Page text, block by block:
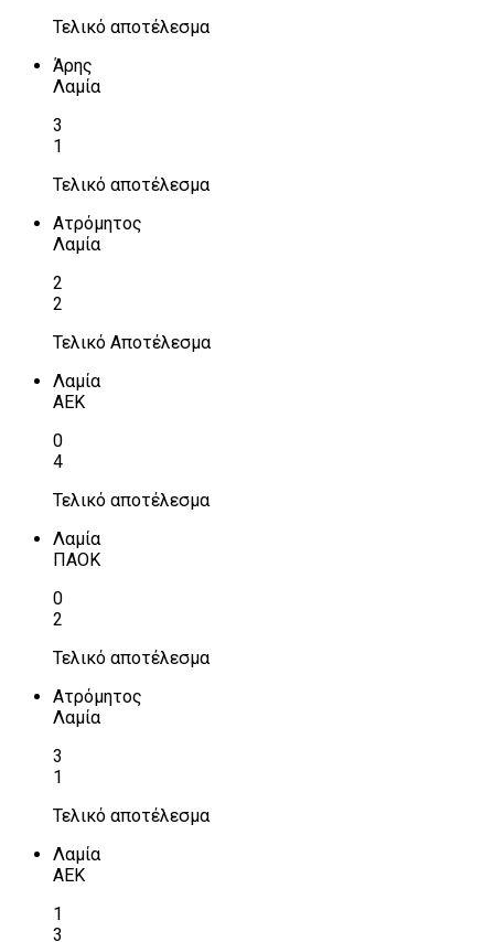
Τελικό αποτέλεσμα
Άρης
Λαμία
3
1
Τελικό αποτέλεσμα
Ατρόμητος
Λαμία
2
2
Τελικό Αποτέλεσμα
Λαμία
ΑΕΚ
0
4
Τελικό αποτέλεσμα
Λαμία
ΠΑΟΚ
0
2
Τελικό αποτέλεσμα
Ατρόμητος
Λαμία
3
1
Τελικό αποτέλεσμα
Λαμία
ΑΕΚ
1
3